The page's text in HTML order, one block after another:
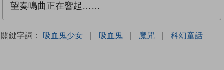
望奏鳴曲正在響起……
關鍵字詞： 吸血鬼少女 | 吸血鬼 | 魔咒 | 科幻童話